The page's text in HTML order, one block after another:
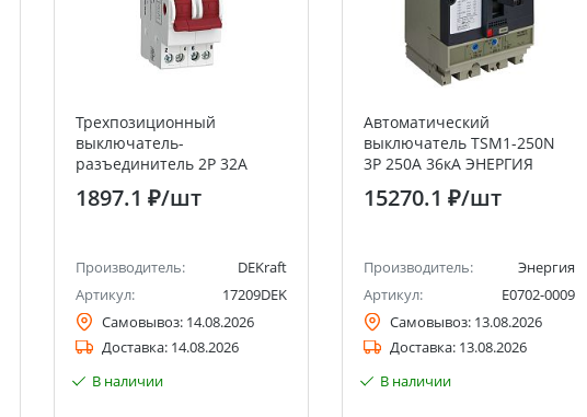
Трехпозиционный
выключатель-
разъединитель 2P 32A
ВР-103 DEKraft
1897.1 ₽/шт
Производитель:
DEKraft
Артикул:
17209DEK
Самовывоз: 14.08.2026
Доставка: 14.08.2026
В наличии
Автоматический
выключатель TSM1-250N
3P 250A 36кА ЭНЕРГИЯ
15270.1 ₽/шт
Производитель:
Энергия
Артикул:
Е0702-0009
Самовывоз: 13.08.2026
Доставка: 13.08.2026
В наличии